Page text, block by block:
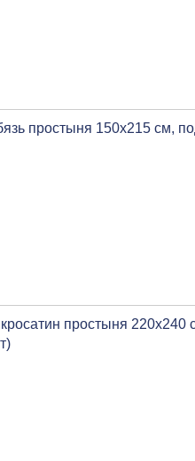
простыня 150х215 см,
простыня 220х240